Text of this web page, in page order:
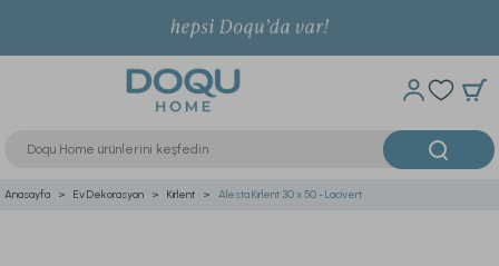
Anasayfa Ev Dekorasyon Kırlent Alesta Kırlent 30 x 50 - Lacivert